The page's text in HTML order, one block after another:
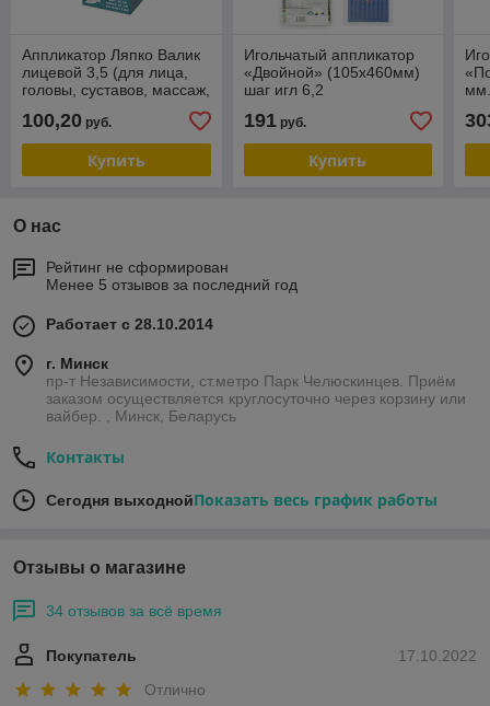
Аппликатор Ляпко Валик
лицевой 3,5 (для лица,
головы, суставов, массаж,
для детей)
100,20 руб.
Купить
Игольчатый аппликатор
«Двойной» (105х460мм)
шаг игл 6,2
грудной отдел, поясница)
191руб.
Купить
О нас
Рейтинг не сформирован
Менее 5 отзывов за последний год
Работает с 28.10.2014
г. Минск
пр-т Независимости, ст.метро Парк Челюскинцев. Приём
заказом осуществляется круглосуточно через корзину или
вайбер. , Минск, Беларусь
Контакты
Сегодня выходнойПоказать весь график работы
Отзывы о магазине
34 отзывов за всё время
17.10.2022
Покупатель
Отлично